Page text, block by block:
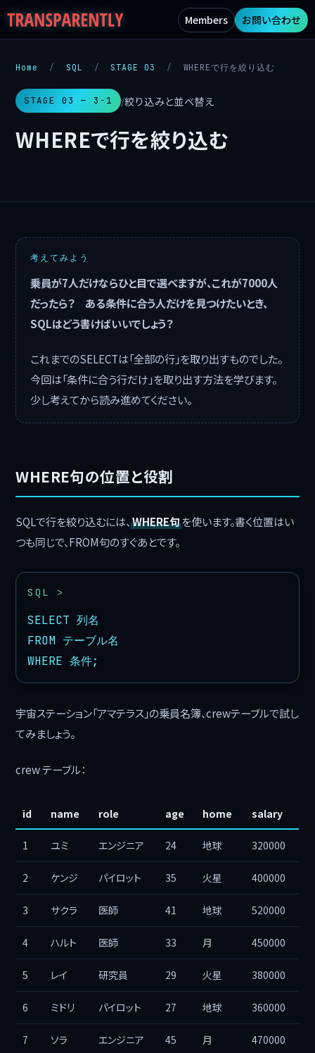
Members お問い合わせ
Home / SQL / STAGE 03 / WHEREで行を絞り込む
STAGE 03 — 3-1 /絞り込みと並べ替え
WHEREで行を絞り込む
考えてみよう
乗員が7人だけならひと目で選べますが、これが7000人
だったら？ ある条件に合う人だけを見つけたいとき、
SQLはどう書けばいいでしょう？
これまでのSELECTは「全部の行」を取り出すものでした。
今回は「条件に合う行だけ」を取り出す方法を学びます。
少し考えてから読み進めてください。
WHERE句の位置と役割
SQLで行を絞り込むには、WHERE句を使います。書く位置はい
つも同じで、FROM句のすぐあとです。
SELECT 列名
FROM テーブル名
WHERE 条件;
宇宙ステーション「アマテラス」の乗員名簿、crewテーブルで試し
てみましょう。
crew テーブル：
id name role age home salary
1 ユミ エンジニア 24 地球 320000
2 ケンジ パイロット 35 火星 400000
3 サクラ 医師 41 地球 520000
4 ハルト 医師 33 月 450000
5 レイ 研究員 29 火星 380000
6 ミドリ パイロット 27 地球 360000
7 ソラ エンジニア 45 月 470000